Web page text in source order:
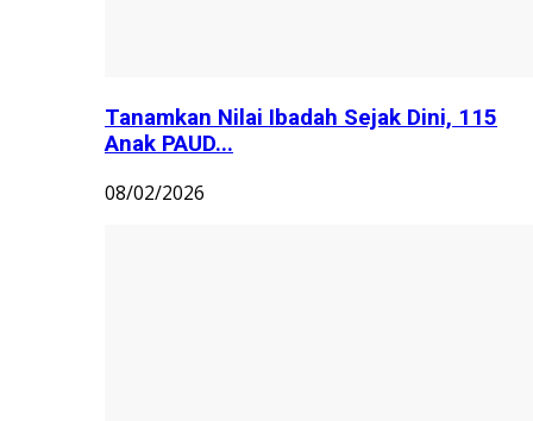
Tanamkan Nilai Ibadah Sejak Dini, 115
Anak PAUD...
08/02/2026